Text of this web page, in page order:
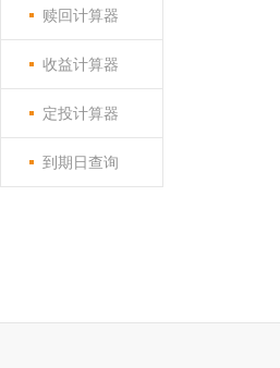
赎回计算器
收益计算器
定投计算器
到期日查询